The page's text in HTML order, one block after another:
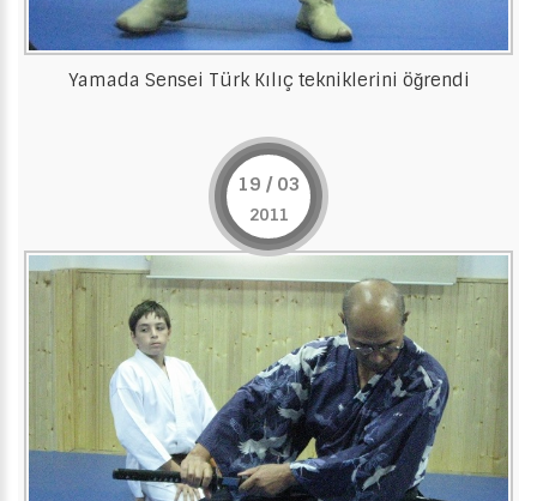
Yamada Sensei Türk Kılıç tekniklerini öğrendi
19 / 03
2011